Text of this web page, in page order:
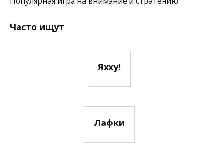
Часто ищут
Яхху!
Лафки